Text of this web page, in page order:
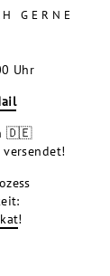
GERNE
Uhr
🇩🇪
!